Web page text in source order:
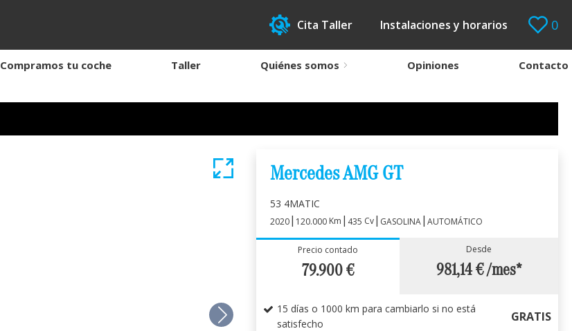
Cita Taller Instalaciones y horarios 0
Compramos tu coche Taller Quiénes somos Opiniones Contacto
Mercedes AMG GT
53 4MATIC
2020| 120.000Km | 435 Cv| GASOLINA | AUTOMÁTICO
Precio contado
79.900€
Desde
981,14 €/mes*
15 días o 1000 km para cambiarlo si no está
satisfecho
GRATIS